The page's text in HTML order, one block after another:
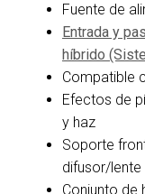
Fuente de
Entrada y
híbrido
Compatible
Efectos de
y haz
Soporte
difusor/lente
Conjunto de